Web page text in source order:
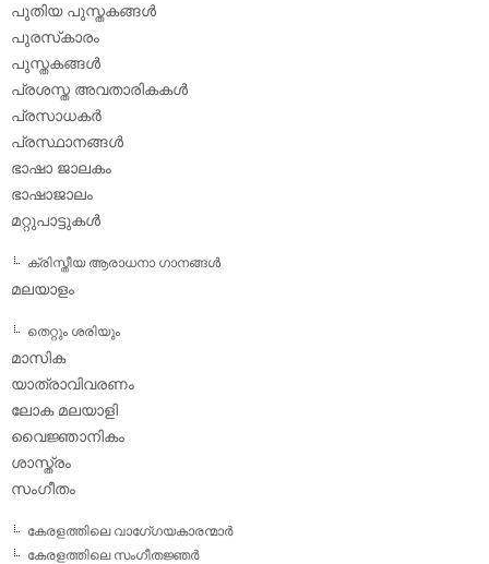
പുതിയ പുസ്തകങ്ങള്‍
പുരസ്‌കാരം
പുസ്തകങ്ങള്‍
പ്രശസ്ത അവതാരികകള്‍
പ്രസാധകര്‍
പ്രസ്ഥാനങ്ങള്‍
ഭാഷാ ജാലകം
ഭാഷാജാലം
മറ്റുപാട്ടുകള്‍
ക്രിസ്തീയ ആരാധനാ ഗാനങ്ങള്‍
മലയാളം
തെറ്റും ശരിയും
മാസിക
യാത്രാവിവരണം
ലോക മലയാളി
വൈജ്ഞാനികം
ശാസ്ത്രം
സംഗീതം
കേരളത്തിലെ വാഗേ്ഗയകാരന്മാര്‍
കേരളത്തിലെ സംഗീതജ്ഞര്‍